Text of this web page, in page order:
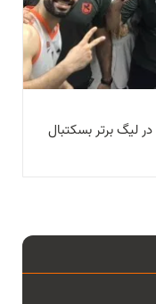
ليگ برتر بسکتبال